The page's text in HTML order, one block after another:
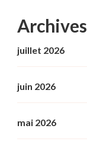
Archives
juillet 2026
juin 2026
mai 2026